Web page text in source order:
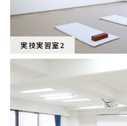
実技実習室2